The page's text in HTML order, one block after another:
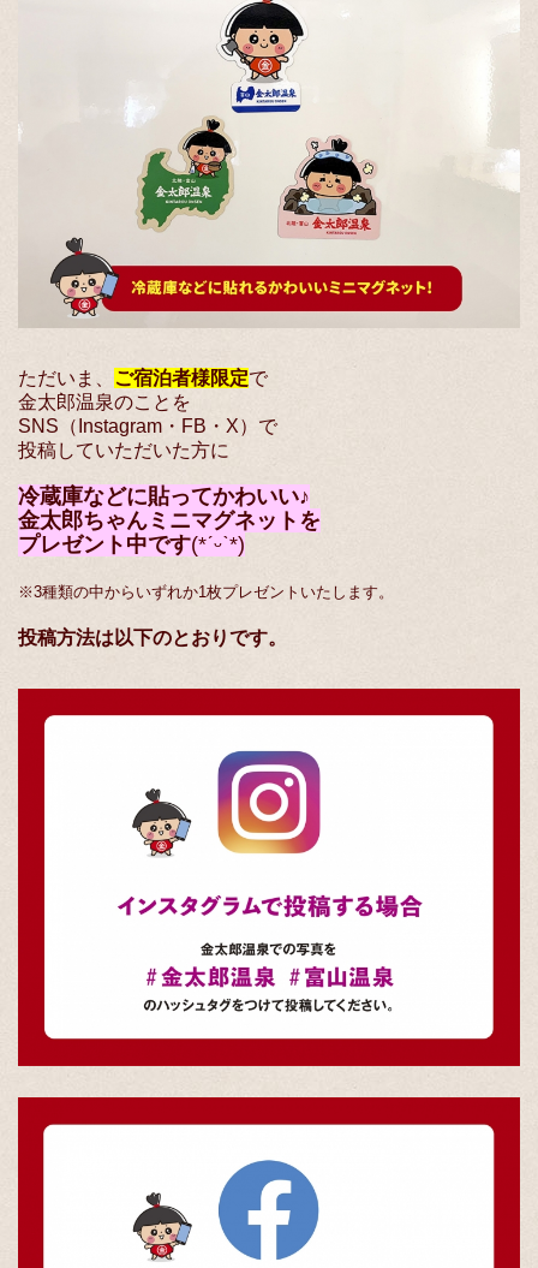
ただいま、 ご宿泊者様限定で
金太郎温泉のことを
SNS（Instagram・FB・X）で
投稿していただいた方に
冷蔵庫などに貼ってかわいい♪
金太郎ちゃんミニマグネットを
プレゼント中です(*ˊᵕˋ*)
※3種類の中からいずれか1枚プレゼントいたします。
投稿方法は以下のとおりです。